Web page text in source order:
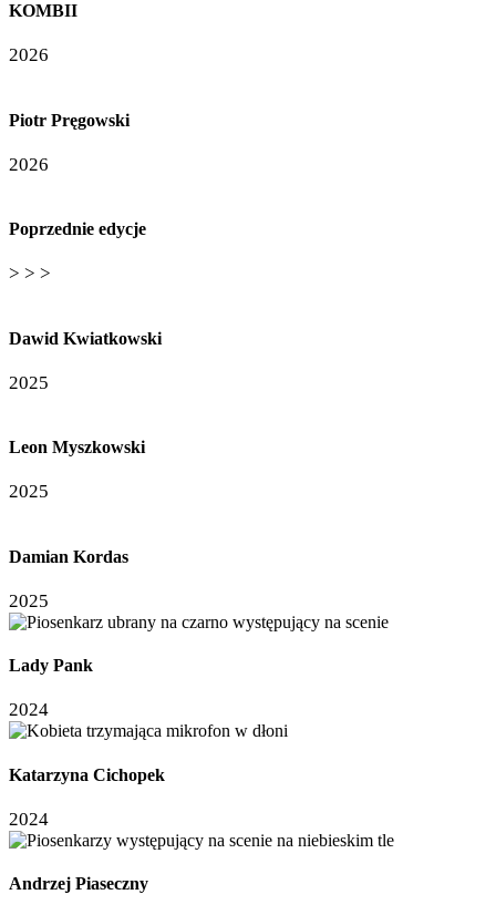
KOMBII
2026
Piotr Pręgowski
2026
Poprzednie edycje
> > >
Dawid Kwiatkowski
2025
Leon Myszkowski
2025
Damian Kordas
2025
Lady Pank
2024
Katarzyna Cichopek
2024
Andrzej Piaseczny